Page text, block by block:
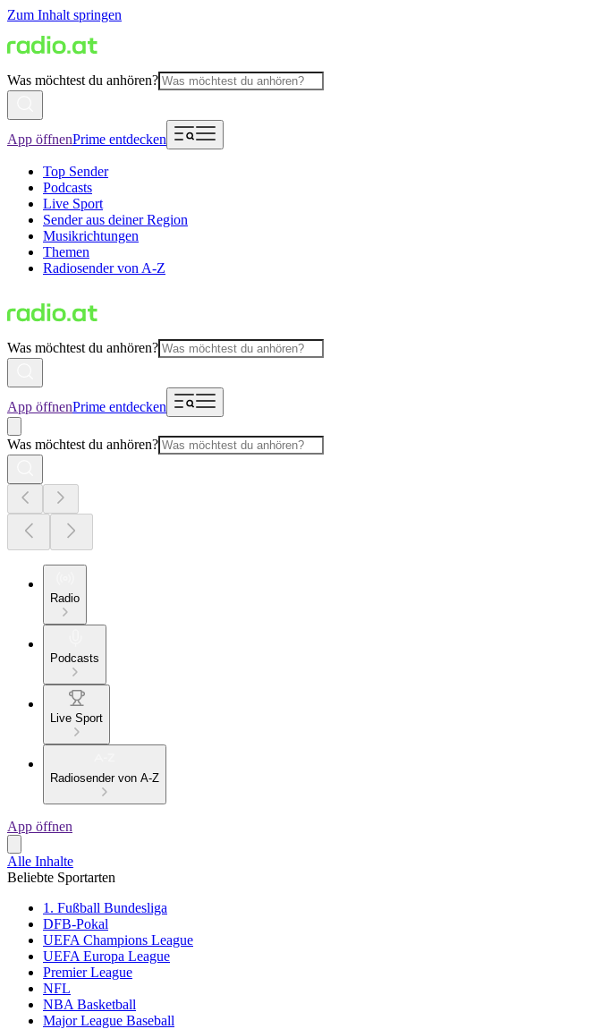
Zum Inhalt springen
Was möchtest du anhören?
App öffnenPrime entdecken
Top Sender
Podcasts
Live Sport
Sender aus deiner Region
Musikrichtungen
Themen
Radiosender von A-Z
Was möchtest du anhören?
App öffnenPrime entdecken
Was möchtest du anhören?
Radio
Podcasts
Live Sport
Radiosender von A-Z
App öffnen
Alle Inhalte
Beliebte Sportarten
1. Fußball Bundesliga
DFB-Pokal
UEFA Champions League
UEFA Europa League
Premier League
NFL
NBA Basketball
Major League Baseball